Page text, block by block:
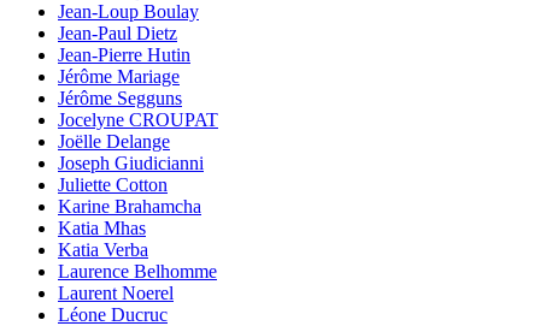
Jean-Loup Boulay
Jean-Paul Dietz
Jean-Pierre Hutin
Jérôme Mariage
Jérôme Segguns
Jocelyne CROUPAT
Joëlle Delange
Joseph Giudicianni
Juliette Cotton
Karine Brahamcha
Katia Mhas
Katia Verba
Laurence Belhomme
Laurent Noerel
Léone Ducruc